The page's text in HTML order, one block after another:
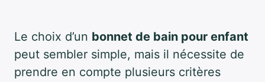
Le choix d’un bonnet de bain pour enfant
peut sembler simple, mais il nécessite de
prendre en compte plusieurs critères